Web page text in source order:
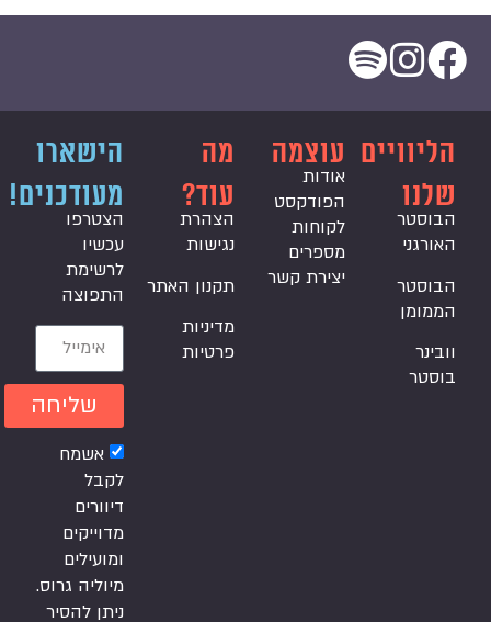
הליוויים
שלנו
הבוסטר
האורגני
הבוסטר
הממומן
וובינר
בוסטר
עוצמה
אודות
הפודקסט
לקוחות
מספרים
יצירת קשר
מה
עוד?
הצהרת
נגישות
תקנון האתר
מדיניות
פרטיות
הישארו
מעודכנים!
הצטרפו
עכשיו
לרשימת
התפוצה
אשמח
לקבל
דיוורים
מדוייקים
ומועילים
מיוליה גרוס.
ניתן להסיר
שליחה